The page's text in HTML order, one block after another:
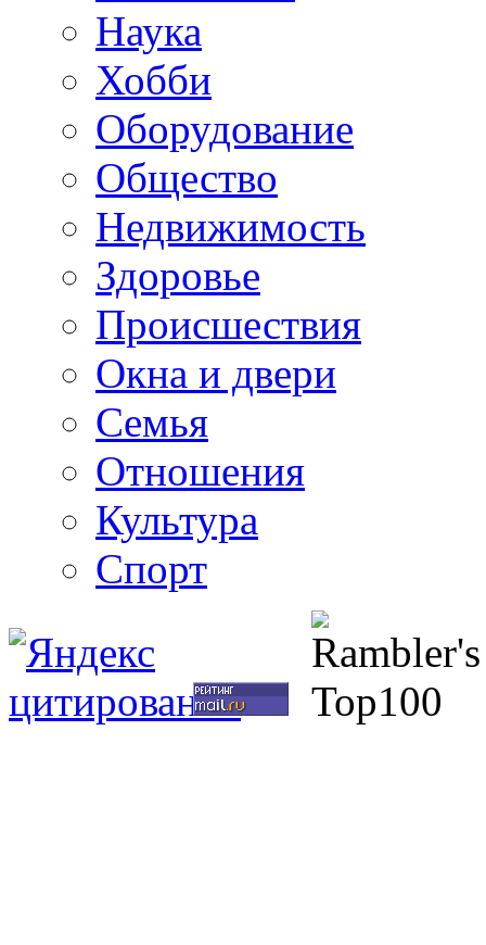
Наука
Хобби
Оборудование
Общество
Недвижимость
Здоровье
Происшествия
Окна и двери
Семья
Отношения
Культура
Спорт